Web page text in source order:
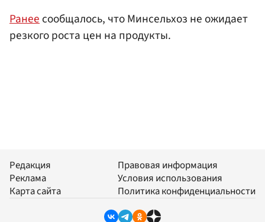
Ранее сообщалось, что Минсельхоз не ожидает
резкого роста цен на продукты.
Редакция
Реклама
Карта сайта
Правовая информация
Условия использования
Политика конфиденциальности